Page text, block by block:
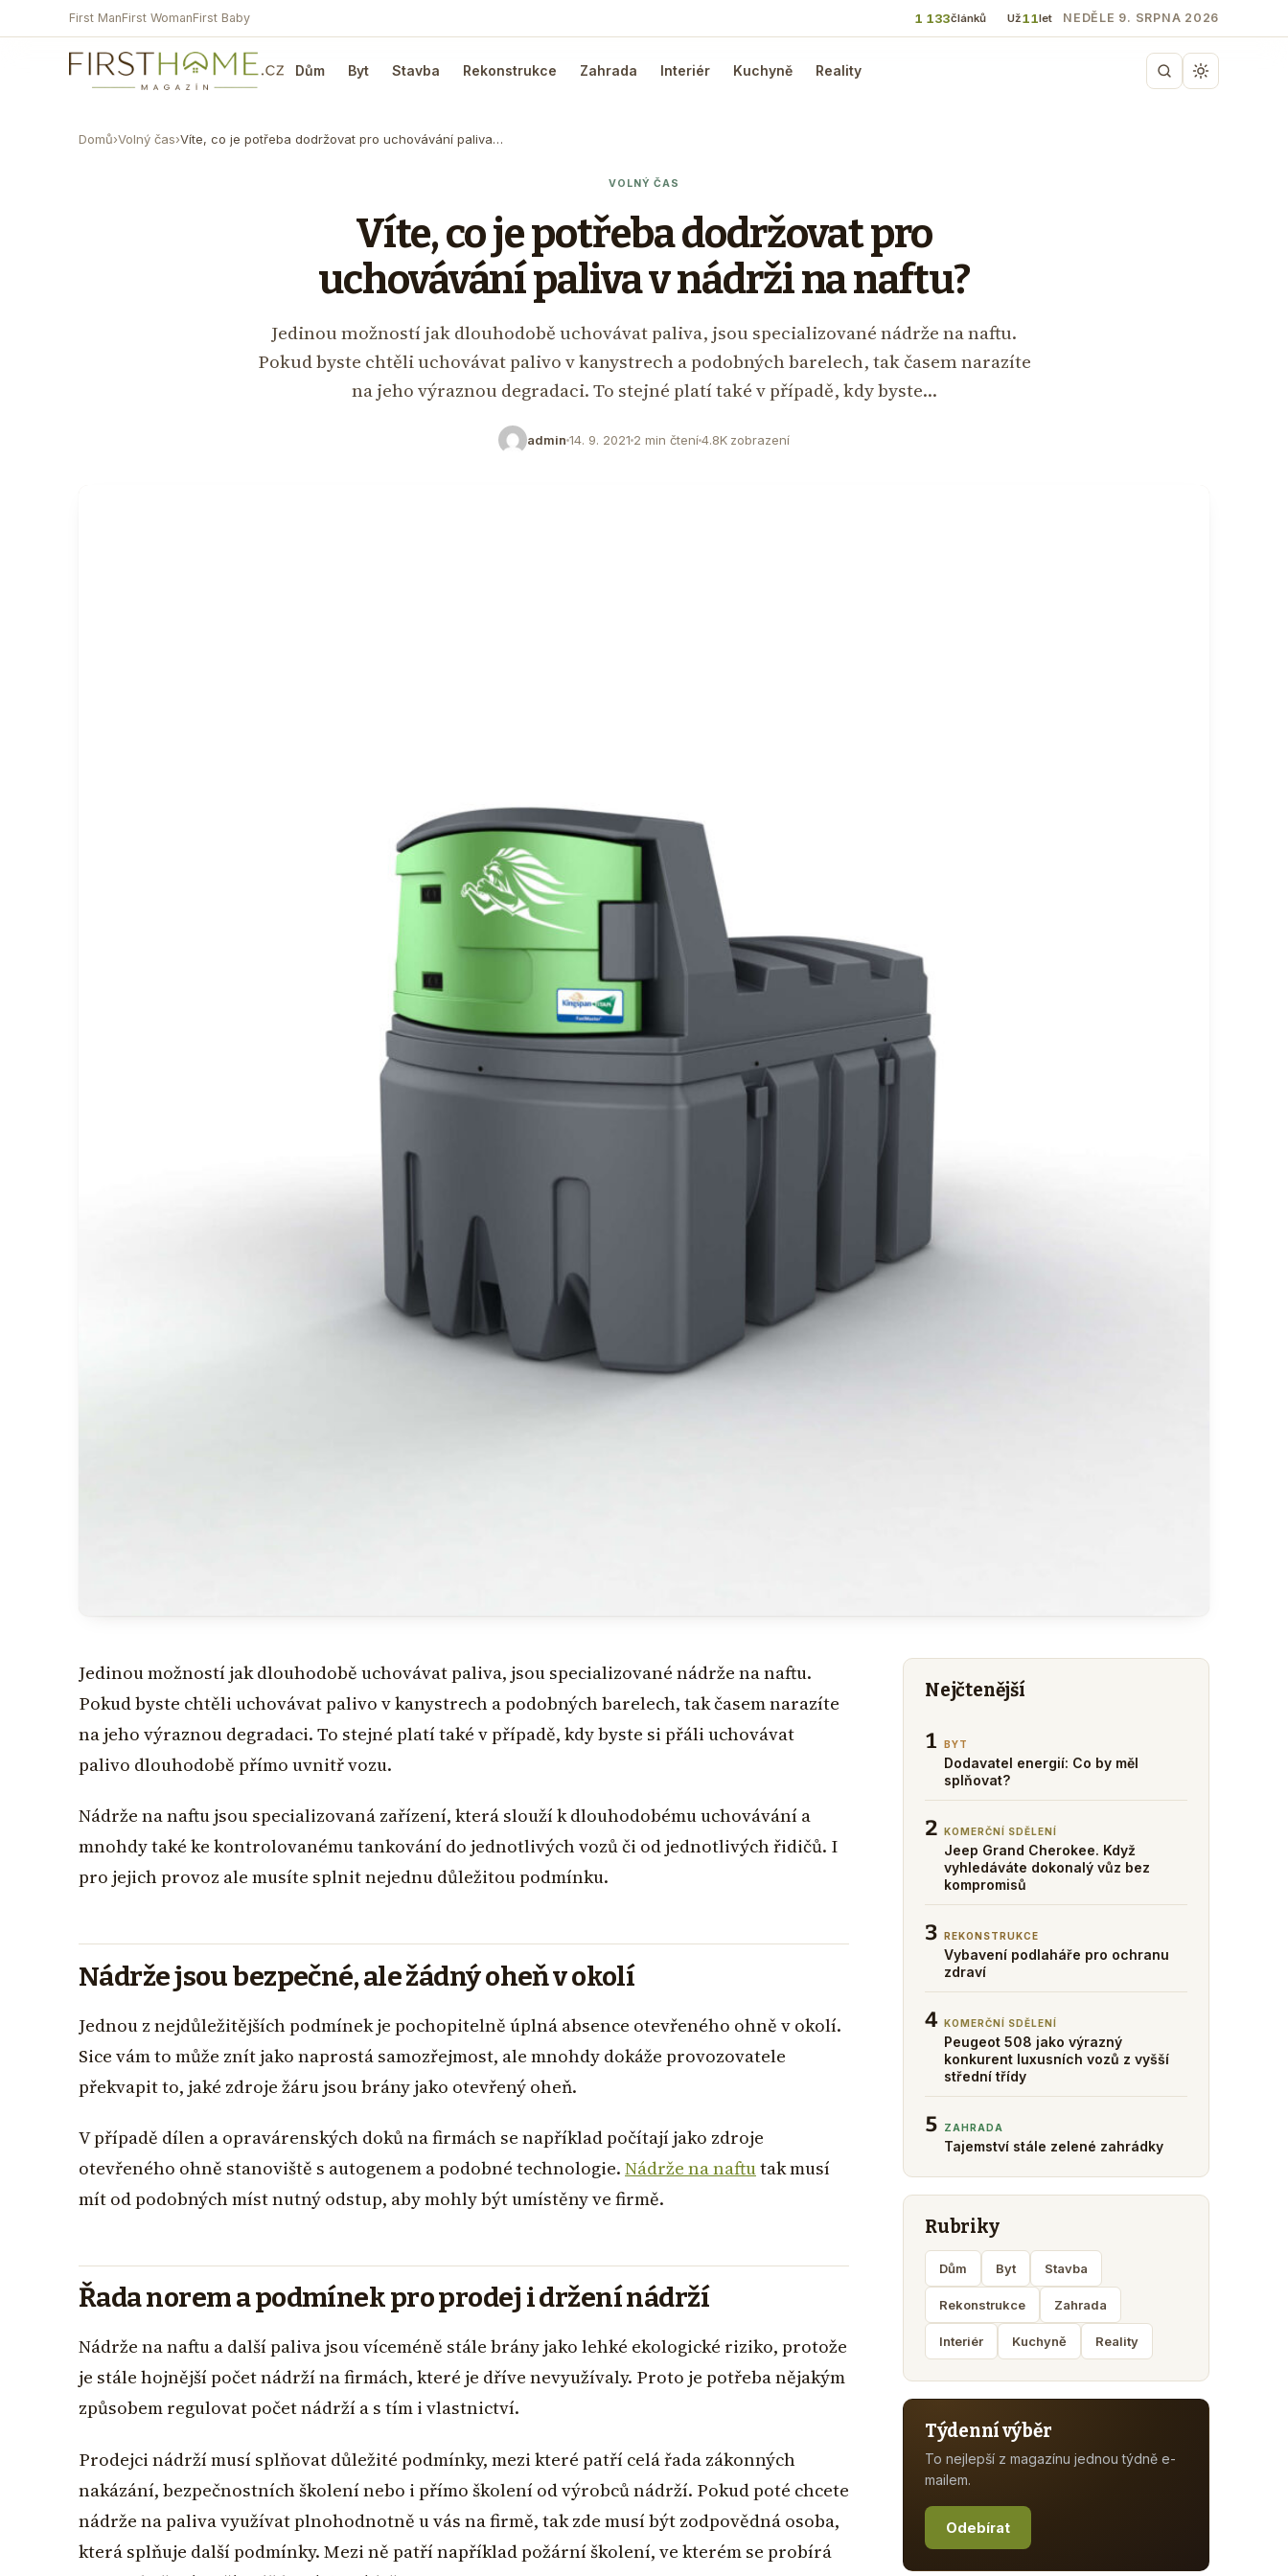
First ManFirst WomanFirst Baby 1 133článků Už11let NEDĚLE 9. SRPNA 2026
Dům Byt Stavba Rekonstrukce Zahrada Interiér Kuchyně Reality
Domů›Volný čas›Víte, co je potřeba dodržovat pro uchovávání paliva…
VOLNÝ ČAS
Víte, co je potřeba dodržovat pro
uchovávání paliva v nádrži na naftu?
Jedinou možností jak dlouhodobě uchovávat paliva, jsou specializované nádrže na naftu.
Pokud byste chtěli uchovávat palivo v kanystrech a podobných barelech, tak časem narazíte
na jeho výraznou degradaci. To stejné platí také v případě, kdy byste…
admin 14. 9. 2021 2 min čtení4.8K zobrazení
Jedinou možností jak dlouhodobě uchovávat paliva, jsou specializované nádrže na naftu.
Pokud byste chtěli uchovávat palivo v kanystrech a podobných barelech, tak časem narazíte
na jeho výraznou degradaci. To stejné platí také v případě, kdy byste si přáli uchovávat
palivo dlouhodobě přímo uvnitř vozu.
Nádrže na naftu jsou specializovaná zařízení, která slouží k dlouhodobému uchovávání a
mnohdy také ke kontrolovanému tankování do jednotlivých vozů či od jednotlivých řidičů. I
pro jejich provoz ale musíte splnit nejednu důležitou podmínku.
Nádrže jsou bezpečné, ale žádný oheň v okolí
Jednou z nejdůležitějších podmínek je pochopitelně úplná absence otevřeného ohně v okolí.
Sice vám to může znít jako naprostá samozřejmost, ale mnohdy dokáže provozovatele
překvapit to, jaké zdroje žáru jsou brány jako otevřený oheň.
V případě dílen a opravárenských doků na firmách se například počítají jako zdroje
otevřeného ohně stanoviště s autogenem a podobné technologie. Nádrže na naftutak musí
mít od podobných míst nutný odstup, aby mohly být umístěny ve firmě.
Řada norem a podmínek pro prodej i držení nádrží
Nádrže na naftu a další paliva jsou víceméně stále brány jako lehké ekologické riziko, protože
je stále hojnější počet nádrží na firmách, které je dříve nevyužívaly. Proto je potřeba nějakým
způsobem regulovat počet nádrží a s tím i vlastnictví.
Prodejci nádrží musí splňovat důležité podmínky, mezi které patří celá řada zákonných
nakázání, bezpečnostních školení nebo i přímo školení od výrobců nádrží. Pokud poté chcete
nádrže na paliva využívat plnohodnotně u vás na firmě, tak zde musí být zodpovědná osoba,
která splňuje další podmínky. Mezi ně patří například požární školení, ve kterém se probírá
Nejčtenější
1 BYT
Dodavatel energií: Co by měl
splňovat?
2 KOMERČNÍ SDĚLENÍ
Jeep Grand Cherokee. Když
vyhledáváte dokonalý vůz bez
kompromisů
3 REKONSTRUKCE
Vybavení podlaháře pro ochranu
zdraví
4 KOMERČNÍ SDĚLENÍ
Peugeot 508 jako výrazný
konkurent luxusních vozů z vyšší
střední třídy
5 ZAHRADA
Tajemství stále zelené zahrádky
Rubriky
Dům Byt Stavba
Rekonstrukce Zahrada
Interiér Kuchyně Reality
Týdenní výběr
To nejlepší z magazínu jednou týdně e-
mailem.
Odebírat